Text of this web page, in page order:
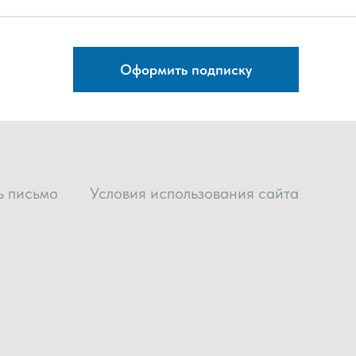
Оформить подписку
письмо Условия использования сайта